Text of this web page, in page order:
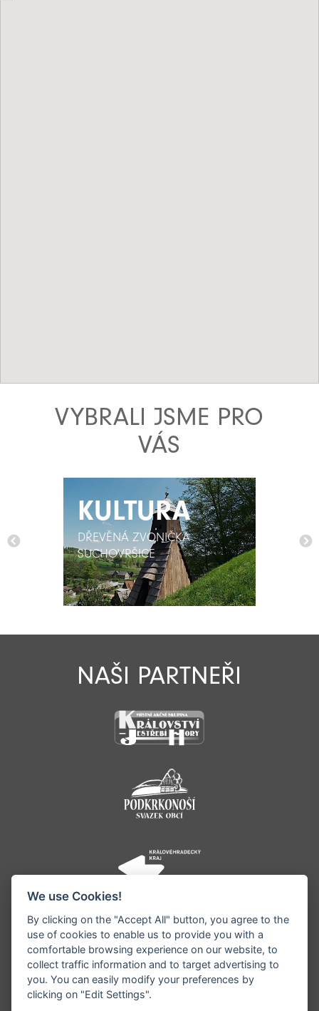
VYBRALI JSME PRO
VÁS
KULTURA
DŘEVĚNÁ ZVONIČKA
SUCHOVRŠICE
KULTURA
DŘEVĚNÁ ZVONIČKA
SUCHOVRŠICE
NAŠI PARTNEŘI
©1996 - 2026 Všechna práva vyhrazena serveru
We use Cookies!
By clicking on the "Accept All" button, you agree to the
use of cookies to enable us to provide you with a
comfortable browsing experience on our website, to
collect traffic information and to target advertising to
you. You can easily modify your preferences by
clicking on "Edit Settings".